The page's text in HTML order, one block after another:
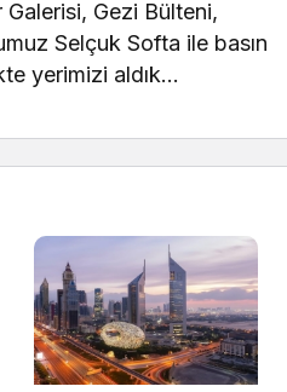
Gezi Bülteni,
Selçuk Softa ile basın
yerimizi aldık…